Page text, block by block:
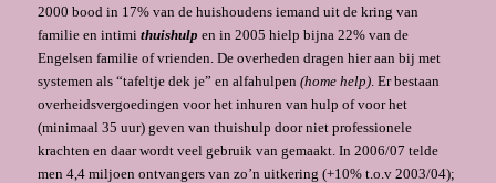
2000 bood in 17% van de huishoudens iemand uit de kring van
familie en intimi thuis­hulp en in 2005 hielp bijna 22% van de
Engelsen familie of vrienden. De over­heden dragen hier aan bij met
systemen als “tafeltje dek je” en alfahulpen (home help). Er bestaan
overheids­vergoedingen voor het inhuren van hulp of voor het
(minimaal 35 uur) geven van thuis­hulp door niet professionele
krachten en daar wordt veel gebruik van gemaakt. In 2006/07 telde
men 4,4 miljoen ontvangers van zo’n uitkering (+10% t.o.v 2003/04);